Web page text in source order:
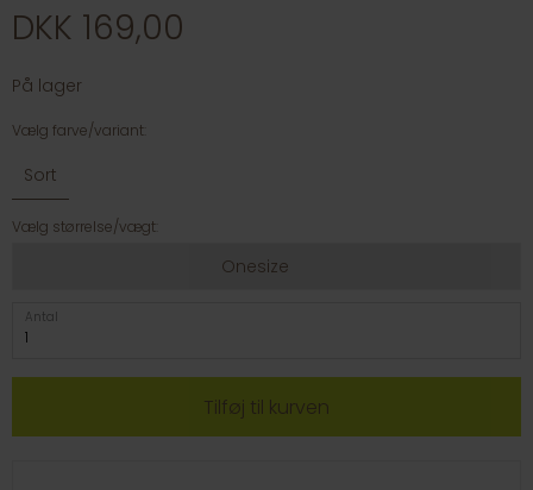
DKK 169,00
På lager
Vælg farve/variant:
Sort
Vælg størrelse/vægt:
Onesize
Antal